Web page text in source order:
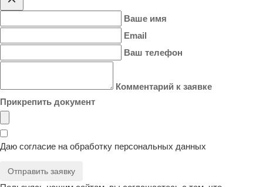
Ваше имя
Email
Ваш телефон
Комментарий к заявке
Прикрепить документ
Даю согласие на обработку персональных данных
Отправить заявку